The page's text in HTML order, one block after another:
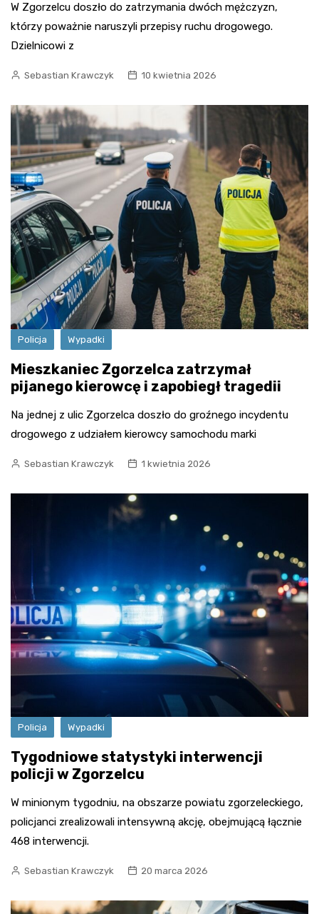
W Zgorzelcu doszło do zatrzymania dwóch mężczyzn,
którzy poważnie naruszyli przepisy ruchu drogowego.
Dzielnicowi z
Sebastian Krawczyk 10 kwietnia 2026
Policja Wypadki
Mieszkaniec Zgorzelca zatrzymał
pijanego kierowcę i zapobiegł tragedii
Na jednej z ulic Zgorzelca doszło do groźnego incydentu
drogowego z udziałem kierowcy samochodu marki
Sebastian Krawczyk 1 kwietnia 2026
Policja Wypadki
Tygodniowe statystyki interwencji
policji w Zgorzelcu
W minionym tygodniu, na obszarze powiatu zgorzeleckiego,
policjanci zrealizowali intensywną akcję, obejmującą łącznie
468 interwencji.
Sebastian Krawczyk 20 marca 2026